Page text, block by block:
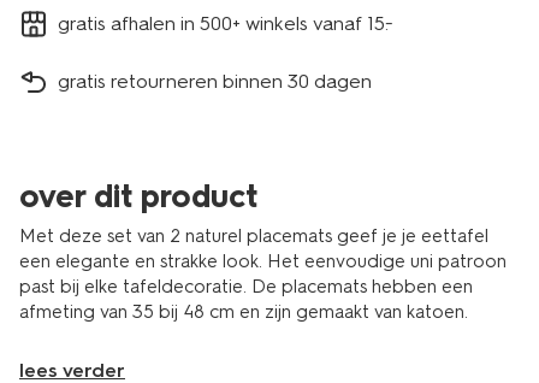
gratis afhalen in 500+ winkels vanaf 15.-
gratis retourneren binnen 30 dagen
over dit product
Met deze set van 2 naturel placemats geef je je eettafel
een elegante en strakke look. Het eenvoudige uni patroon
past bij elke tafeldecoratie. De placemats hebben een
afmeting van 35 bij 48 cm en zijn gemaakt van katoen.
lees verder